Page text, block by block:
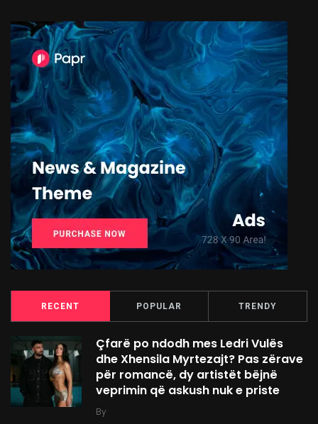
RECENT POPULAR TRENDY
Çfarë po ndodh mes Ledri Vulës
dhe Xhensila Myrtezajt? Pas zërave
për romancë, dy artistët bëjnë
veprimin që askush nuk e priste
By